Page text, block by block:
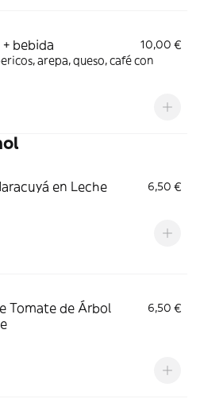
bebida
10,00 €
arepa, queso, café con
en Leche
6,50 €
Tomate de Árbol
6,50 €